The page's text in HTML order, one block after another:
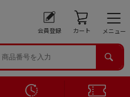
会員登録 カート メニュー